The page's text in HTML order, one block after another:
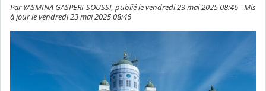
Par YASMINA GASPERI-SOUSSI, publié le vendredi 23 mai 2025 08:46 - Mis
à jour le vendredi 23 mai 2025 08:46